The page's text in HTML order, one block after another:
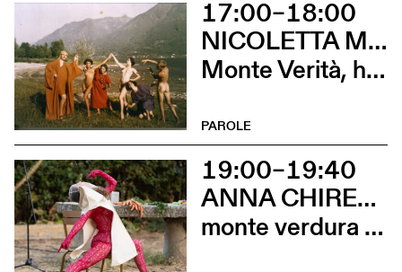
17:00–18:00
NICOLETTA MONGINI ET FEDERICA CHIOCCHETTI
Monte Verità, histoire et futur du mont magnétique
PAROLE
19:00–19:40
ANNA CHIRESCU
monte verdura (prélude)